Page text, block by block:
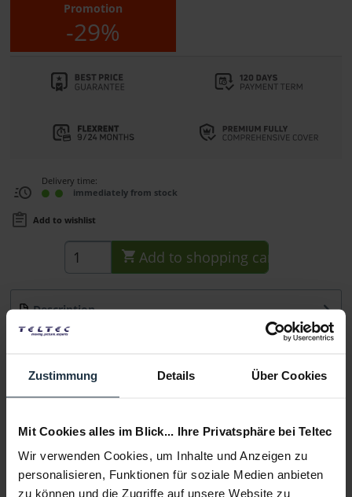
Zustimmung Details Über Cookies
Mit Cookies alles im Blick... Ihre Privatsphäre bei Teltec
Wir verwenden Cookies, um Inhalte und Anzeigen zu
personalisieren, Funktionen für soziale Medien anbieten
zu können und die Zugriffe auf unsere Website zu
Promotion
-29%
Delivery time:
immediately from stock
Add to wishlist
Add to shopping cart
Description
Ersatz-Popschutz für Lavalier Mikrofonen (3er-Pack),
Media
Manufacturer & Product Safety Information